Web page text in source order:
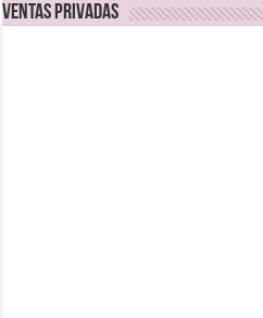
Ventas Privadas